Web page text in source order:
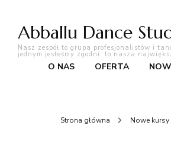
Abballu Dance
Nasz zespół to grupa profesjonalistów i
jednym jesteśmy zgodni: to nasza
O NAS OFERTA
Strona główna Nowe kursy